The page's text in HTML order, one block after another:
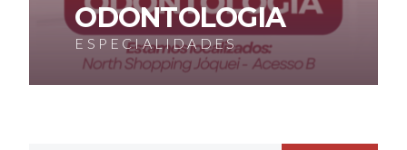
ODONTOLOGIA
ESPECIALIDADES